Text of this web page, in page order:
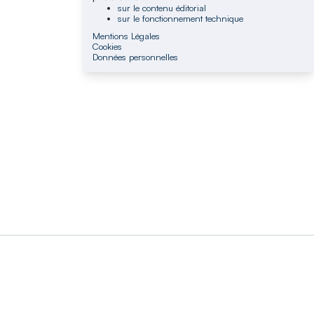
sur le contenu éditorial
sur le fonctionnement technique
Mentions Légales
Cookies
Données personnelles